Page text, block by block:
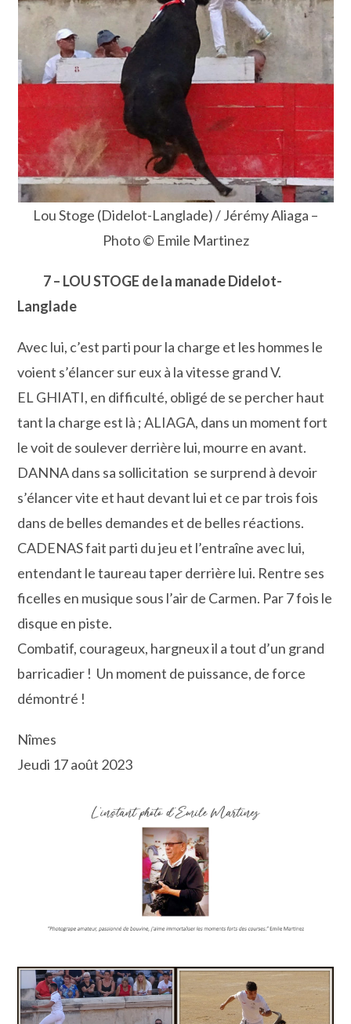
Lou Stoge (Didelot-Langlade) / Jérémy Aliaga –
Photo © Emile Martinez
7 – LOU STOGE de la manade Didelot-
Langlade
Avec lui, c’est parti pour la charge et les hommes le
voient s’élancer sur eux à la vitesse grand V.
EL GHIATI, en difficulté, obligé de se percher haut
tant la charge est là ; ALIAGA, dans un moment fort
le voit de soulever derrière lui, mourre en avant.
DANNA dans sa sollicitation se surprend à devoir
s’élancer vite et haut devant lui et ce par trois fois
dans de belles demandes et de belles réactions.
CADENAS fait parti du jeu et l’entraîne avec lui,
entendant le taureau taper derrière lui. Rentre ses
ficelles en musique sous l’air de Carmen. Par 7 fois le
disque en piste.
Combatif, courageux, hargneux il a tout d’un grand
barricadier ! Un moment de puissance, de force
démontré !
Nîmes
Jeudi 17 août 2023